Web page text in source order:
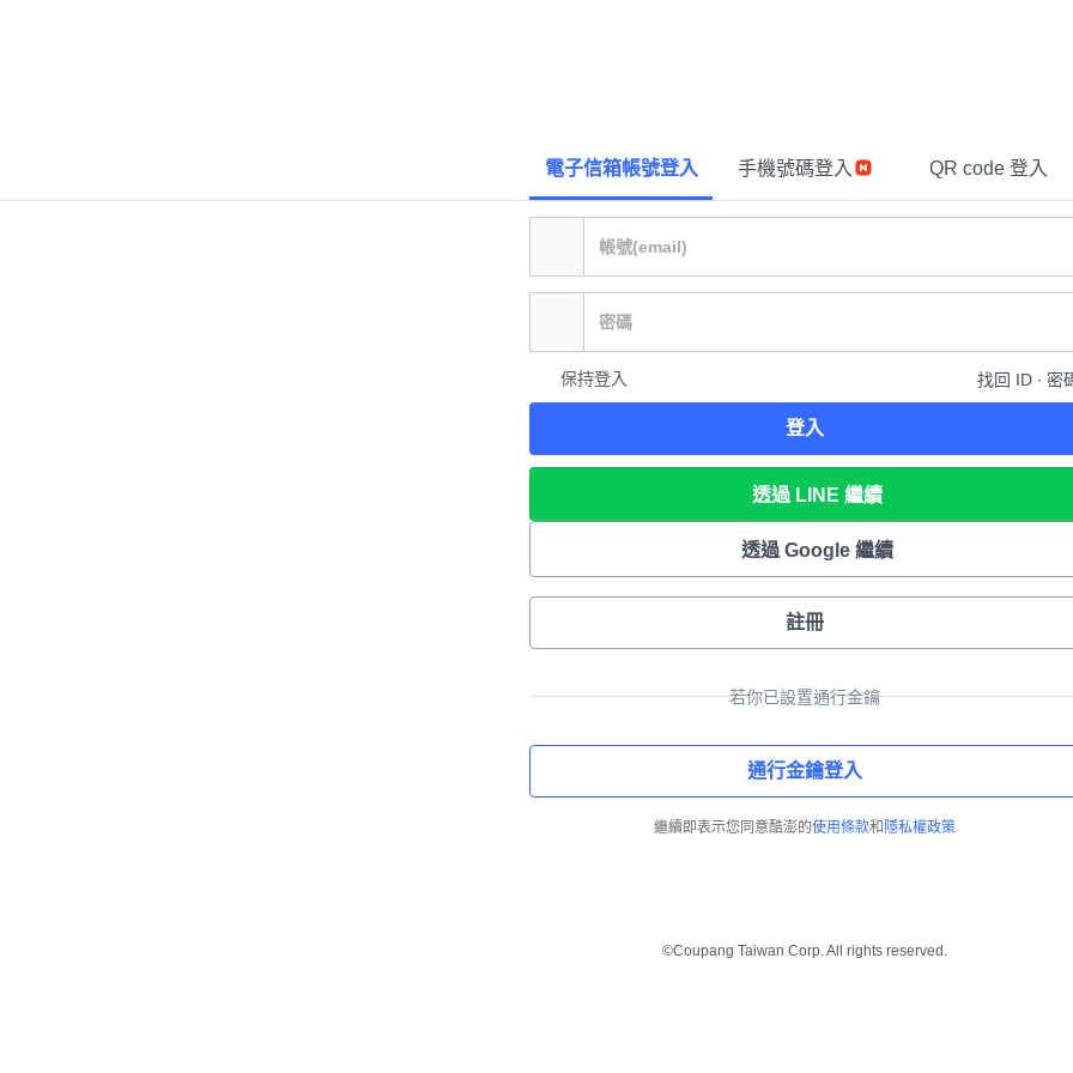
電子信箱帳號登入 手機號碼登入 QR code 登入
保持登入 找回 ID ∙ 密
登入
透過 LINE 繼續
透過 Google 繼續
註冊
若你已設置通行金鑰
通行金鑰登入
繼續即表示您同意酷澎的使用條款和 隱私權政策
©Coupang Taiwan Corp. All rights reserved.